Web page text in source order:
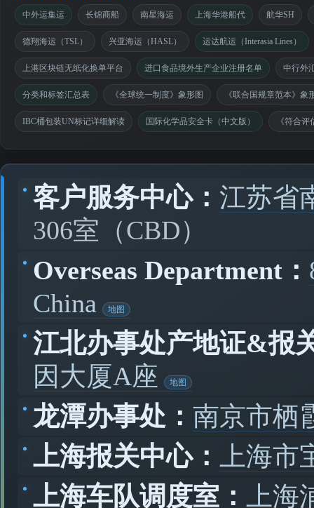
中外运集运 长锦商船 南星海运 上海华港船代 航华SH
德翔海运（TSL） 兴亚海运（HASL） 运达航运（Interasia Lines）
上港区块链无纸化换单平台 进口食品境外生产企业注册名单 中行外
分类和标签汇总表 《全球统一制度》象形图 《联合国规章范本》象
IBC桶包装UN标记详细解读 国际化学品安全卡（中文版） 《符合
客户服务中心： 江苏省
306室（CBD）
Overseas Department：
China
江北办事处产地证&报
因大厦A座
龙潭办事处： 南京市栖
上海报关中心：
上海
上海车队调度室：
上